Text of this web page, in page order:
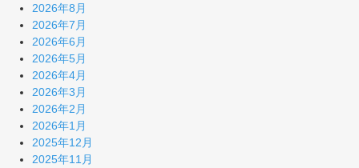
2026年8月
2026年7月
2026年6月
2026年5月
2026年4月
2026年3月
2026年2月
2026年1月
2025年12月
2025年11月